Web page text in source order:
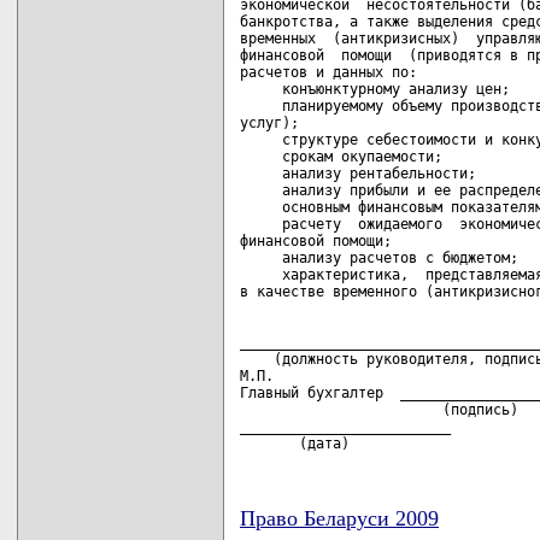
экономической  несостоятельности
банкротства, а также выделения
временных  (антикризисных)
финансовой  помощи  (приводятся в
расчетов и данных по:
     конъюнктурному анализу цен;
планируемому объему
услуг);
структуре себестоимости и
     срокам окупаемости;
     анализу рентабельности;
анализу прибыли и ее
основным финансовым
расчету  ожидаемого
финансовой помощи;
     анализу расчетов с бюджетом;
характеристика,
(должность руководителя,
М.П.
Главный бухгалтер
(подпись)
       (дата)
Право Беларуси 2009